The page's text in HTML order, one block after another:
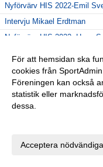
Nyförvärv HIS 2022-Emil
Intervju Mikael Erdtman
Nyförvärv HIS 2022- Hugo
Ny projektledare HIS-Henny
TACK för ert stöd!
Spelarförlängning HIS 2022-
U-lag uppstart!
För att hemsidan ska
cookies från
Föreningen kan också
statistik eller
dessa.
Acceptera nödvändiga